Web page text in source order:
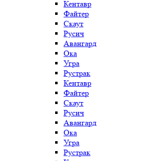
Кентавр
Файтер
Скаут
Русич
Авангард
Ока
Угра
Рустрак
Кентавр
Файтер
Скаут
Русич
Авангард
Ока
Угра
Рустрак